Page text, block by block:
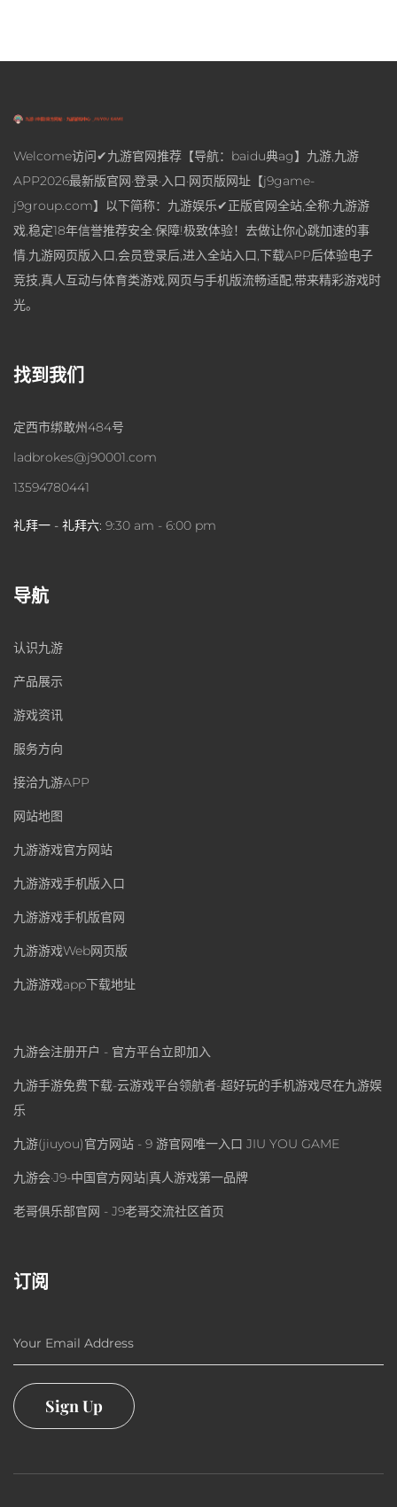
Welcome访问✔九游官网推荐【导航：baidu典ag】九游,九游
APP2026最新版官网·登录·入口·网页版网址【j9game-
j9group.com】以下简称：九游娱乐✔正版官网全站,全称:九游游
戏,稳定18年信誉推荐安全.保障!极致体验！去做让你心跳加速的事
情.九游网页版入口,会员登录后,进入全站入口,下载APP后体验电子
竞技,真人互动与体育类游戏,网页与手机版流畅适配,带来精彩游戏时
光。
找到我们
定西市绑敢州484号
ladbrokes@j90001.com
13594780441
礼拜一 - 礼拜六: 9:30 am - 6:00 pm
导航
认识九游
产品展示
游戏资讯
服务方向
接洽九游APP
网站地图
九游游戏官方网站
九游游戏手机版入口
九游游戏手机版官网
九游游戏Web网页版
九游游戏app下载地址
九游会注册开户 - 官方平台立即加入
九游手游免费下载-云游戏平台领航者-超好玩的手机游戏尽在九游娱
乐
九游(jiuyou)官方网站 - 9 游官网唯一入口 JIU YOU GAME
九游会·J9-中国官方网站|真人游戏第一品牌
老哥俱乐部官网 - J9老哥交流社区首页
订阅
Your Email Address
Sign Up